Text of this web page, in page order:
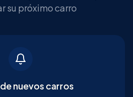
su próximo carro
nuevos carros